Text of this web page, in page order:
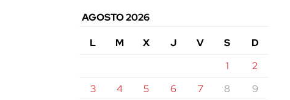
AGOSTO 2026
L
M X J V S
D
1
2
3
4 5 6 7 8
9